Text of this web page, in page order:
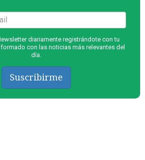
diariamente registrándote con tu
con las noticias más relevantes del
día.
Suscribirme